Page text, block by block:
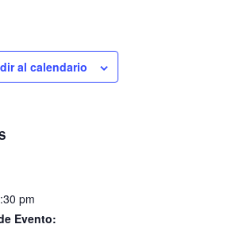
al calendario
pm
Evento: